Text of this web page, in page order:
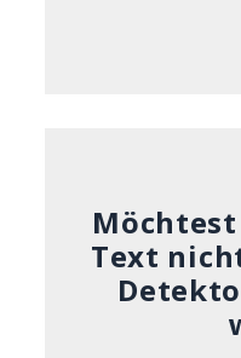
Möchtest
Text